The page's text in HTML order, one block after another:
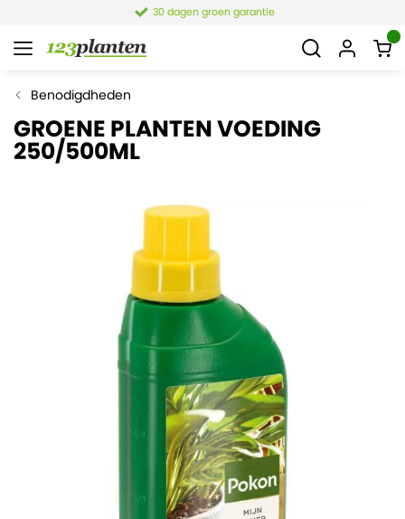
30 dagen groen garantie
Benodigdheden
GROENE PLANTEN VOEDING
250/500ML